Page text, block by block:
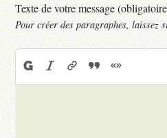
Texte de votre message
Pour créer des paragraphes, laissez